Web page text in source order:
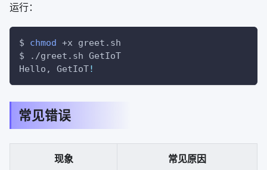
运行：
$ chmod +x greet.sh
$ ./greet.sh GetIoT
Hello, GetIoT!
常见错误
现象 常见原因